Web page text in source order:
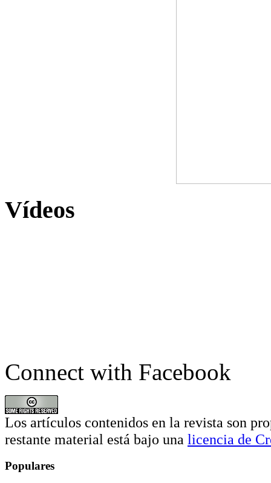
Vídeos
Connect with Facebook
Los artículos contenidos en la revista son
restante material está bajo una licencia de
Populares